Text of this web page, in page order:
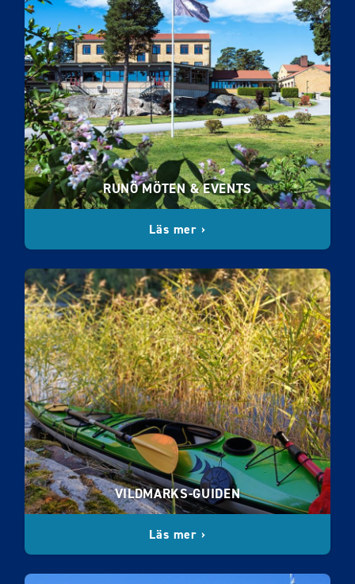
RUNÖ MÖTEN & EVENTS
Läs mer ›
VILDMARKS-GUIDEN
Läs mer ›